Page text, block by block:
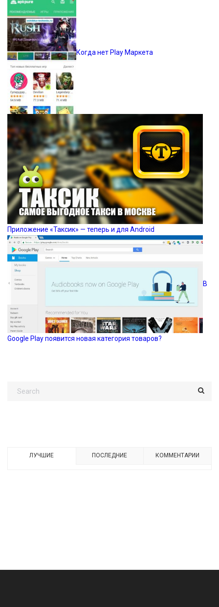
Когда нет Play Маркета
Приложение «Таксик» — теперь и для Android
В
Google Play появится новая категория товаров?
ЛУЧШИЕ ПОСЛЕДНИЕ КОММЕНТАРИИ